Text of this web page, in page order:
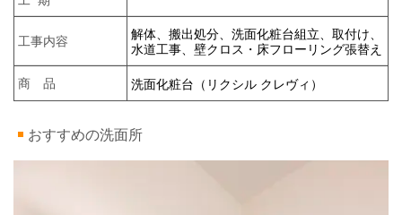
工事内容
解体、搬出処分、洗面化粧台組立、取付け、
水道工事、壁クロス・床フローリング張替え
商 品 洗面化粧台（リクシル クレヴィ）
おすすめの洗面所